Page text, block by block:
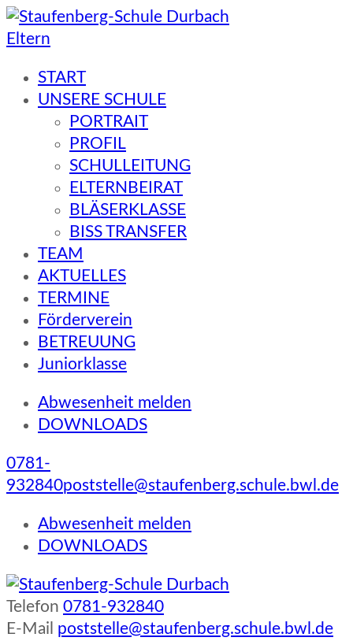
Eltern
START
UNSERE SCHULE
PORTRAIT
PROFIL
SCHULLEITUNG
ELTERNBEIRAT
BLÄSERKLASSE
BISS TRANSFER
TEAM
AKTUELLES
TERMINE
Förderverein
BETREUUNG
Juniorklasse
Abwesenheit melden
DOWNLOADS
0781-
932840poststelle@staufenberg.schule.bwl.de
Abwesenheit melden
DOWNLOADS
Staufenberg-Schule Durbach
Telefon 0781-932840
E-Mail poststelle@staufenberg.schule.bwl.de